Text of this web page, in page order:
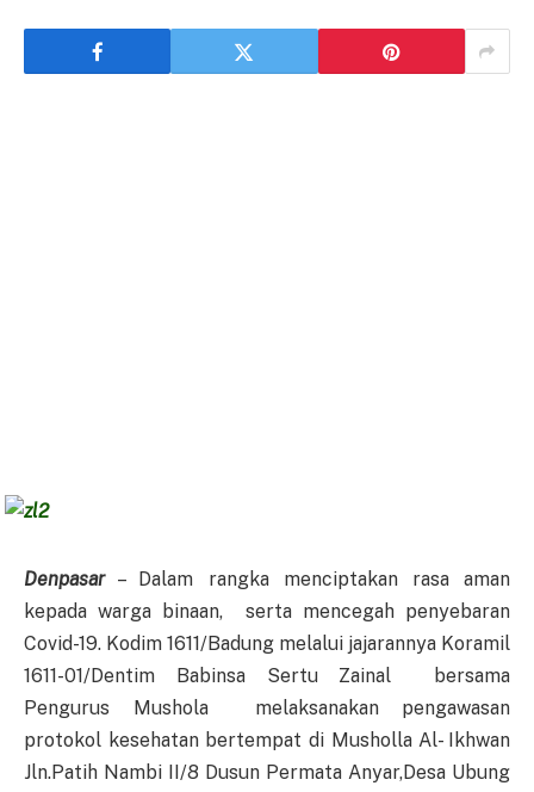
Denpasar– Dalam rangka menciptakan rasa aman
kepada warga binaan, serta mencegah penyebaran
Covid-19. Kodim 1611/Badung melalui jajarannya Koramil
1611-01/Dentim Babinsa Sertu Zainal bersama
Pengurus Mushola melaksanakan pengawasan
protokol kesehatan bertempat di Musholla Al- Ikhwan
Jln.Patih Nambi II/8 Dusun Permata Anyar,Desa Ubung